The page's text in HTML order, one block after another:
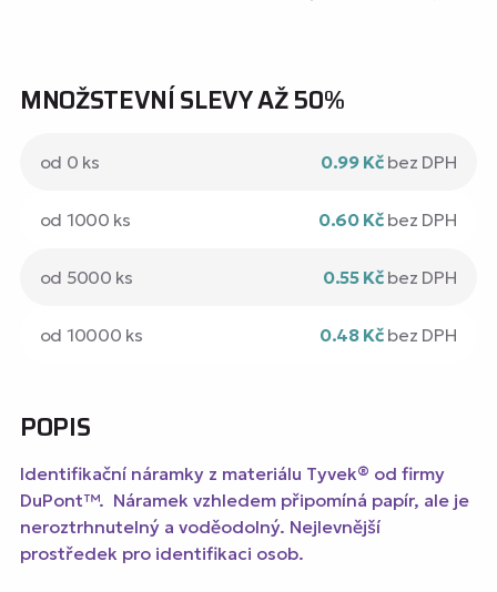
MNOŽSTEVNÍ SLEVY AŽ 50%
od 0 ks 0.99 Kč bez DPH
od 1000 ks 0.60 Kč bez DPH
od 5000 ks 0.55 Kč bez DPH
od 10000 ks 0.48 Kč bez DPH
POPIS
Identifikační náramky z materiálu Tyvek® od firmy
DuPont™. Náramek vzhledem připomíná papír, ale je
neroztrhnutelný a voděodolný. Nejlevnější
prostředek pro identifikaci osob.